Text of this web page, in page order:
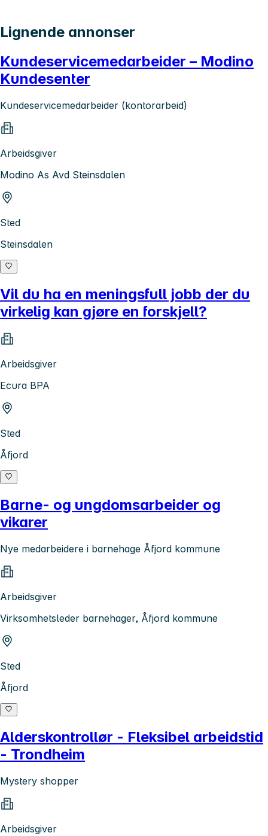
Lignende annonser
Kundeservicemedarbeider – Modino
Kundesenter
Kundeservicemedarbeider (kontorarbeid)
Arbeidsgiver
Modino As Avd Steinsdalen
Sted
Steinsdalen
Vil du ha en meningsfull jobb der du
virkelig kan gjøre en forskjell?
Arbeidsgiver
Ecura BPA
Sted
Åfjord
Barne- og ungdomsarbeider og
vikarer
Nye medarbeidere i barnehage Åfjord kommune
Arbeidsgiver
Virksomhetsleder barnehager, Åfjord kommune
Sted
Åfjord
Alderskontrollør - Fleksibel arbeidstid
- Trondheim
Mystery shopper
Arbeidsgiver